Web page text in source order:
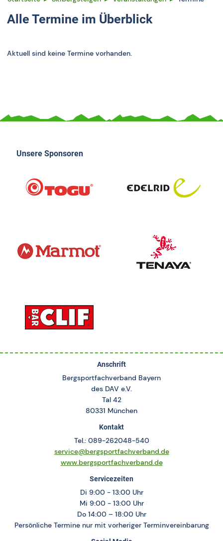
Alle Termine im Überblick
Aktuell sind keine Termine vorhanden.
Unsere Sponsoren
Anschrift
Bergsportfachverband Bayern
des DAV e.V.
Tal 42
80331 München
Kontakt
Tel.: 089-262048-540
service@bergsportfachverband.de
www.bergsportfachverband.de
Servicezeiten
Di 9:00 - 13:00 Uhr
Mi 9:00 - 13:00 Uhr
Do 14:00 – 18:00 Uhr
Persönliche Termine nur mit vorheriger Terminvereinbarung